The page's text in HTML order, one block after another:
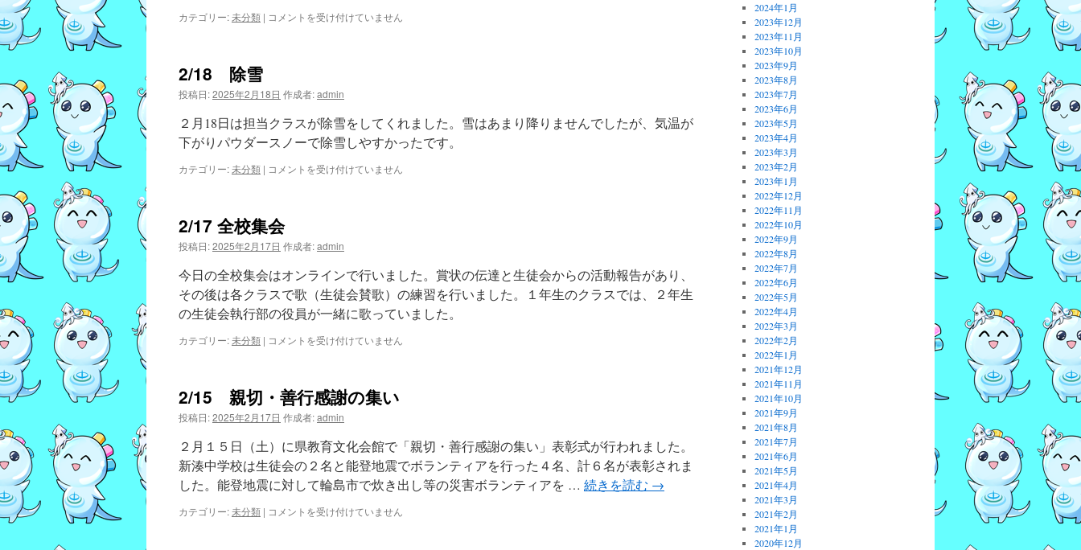
カテゴリー:未分類 | １，
教
科
期
末
考
は
コメントを受け付けていません
2/18 除雪
投稿日:2025年2月18日 作成者:admin
２月18日は担当クラスが除雪をしてくれました。雪はあまり降りませんでしたが、気温が
下がりパウダースノーで除雪しやすかったです。
カテゴリー:未分類 | 2/18
コメントを受け付けていません
2/17 全校集会
投稿日:2025年2月17日 作成者:admin
今日の全校集会はオンラインで行いました。賞状の伝達と生徒会からの活動報告があり、
その後は各クラスで歌（生徒会賛歌）の練習を行いました。１年生のクラスでは、２年生
の生徒会執行部の役員が一緒に歌っていました。
カテゴリー:未分類 | 2/17
会
は
コメントを受け付けていません
2/15 親切・善行感謝の集い
投稿日:2025年2月17日 作成者:admin
２月１５日（土）に県教育文化会館で「親切・善行感謝の集い」表彰式が行われました。
新湊中学校は生徒会の２名と能登地震でボランティアを行った４名、計６名が表彰されま
した。能登地震に対して輪島市で炊き出し等の災害ボランティアを … 続きを読む →
カテゴリー:未分類 | 2/15
コメントを受け付けていません
2024年1月
2023年12月
2023年11月
2023年10月
2023年9月
2023年8月
2023年7月
2023年6月
2023年5月
2023年4月
2023年3月
2023年2月
2023年1月
2022年12月
2022年11月
2022年10月
2022年9月
2022年8月
2022年7月
2022年6月
2022年5月
2022年4月
2022年3月
2022年2月
2022年1月
2021年12月
2021年11月
2021年10月
2021年9月
2021年8月
2021年7月
2021年6月
2021年5月
2021年4月
2021年3月
2021年2月
2021年1月
2020年12月